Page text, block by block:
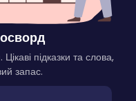
підказки та слова,
запас.